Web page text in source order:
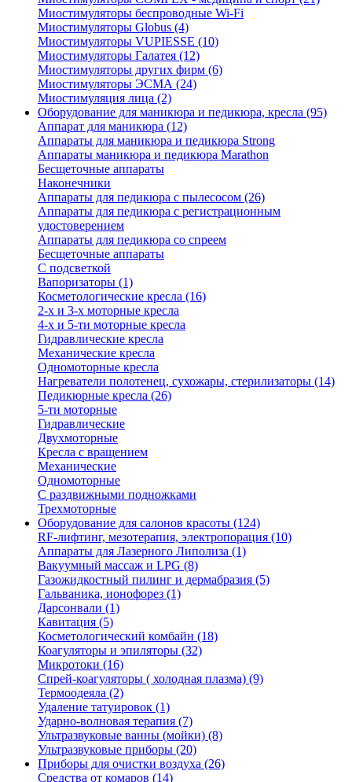
Миостимуляторы беспроводные Wi-Fi
Миостимуляторы Globus (4)
Миостимуляторы VUPIESSE (10)
Миостимуляторы Галатея (12)
Миостимуляторы других фирм (6)
Миостимуляторы ЭСМА (24)
Миостимуляция лица (2)
Оборудование для маникюра и педикюра, кресла (95)
Аппарат для маникюра (12)
Аппараты для маникюра и педикюра Strong
Аппараты маникюра и педикюра Marathon
Бесщеточные аппараты
Наконечники
Аппараты для педикюра с пылесосом (26)
Аппараты для педикюра с регистрационным
удостоверением
Аппараты для педикюра со спреем
Бесщеточные аппараты
С подсветкой
Вапоризаторы (1)
Косметологические кресла (16)
2-х и 3-х моторные кресла
4-х и 5-ти моторные кресла
Гидравлические кресла
Механические кресла
Одномоторные кресла
Нагреватели полотенец, сухожары, стерилизаторы (14)
Педикюрные кресла (26)
5-ти моторные
Гидравлические
Двухмоторные
Кресла с вращением
Механические
Одномоторные
С раздвижными подножками
Трехмоторные
Оборудование для салонов красоты (124)
RF-лифтинг, мезотерапия, электропорация (10)
Аппараты для Лазерного Липолиза (1)
Вакуумный массаж и LPG (8)
Газожидкостный пилинг и дермабразия (5)
Гальваника, ионофорез (1)
Дарсонвали (1)
Кавитация (5)
Коcметологический комбайн (18)
Коагуляторы и эпиляторы (32)
Микротоки (16)
Спрей-коагуляторы ( холодная плазма) (9)
Термоодеяла (2)
Удаление татуировок (1)
Ударно-волновая терапия (7)
Ультразвуковые ванны (мойки) (8)
Ультразвуковые приборы (20)
Приборы для очистки воздуха (26)
Средства от комаров (14)